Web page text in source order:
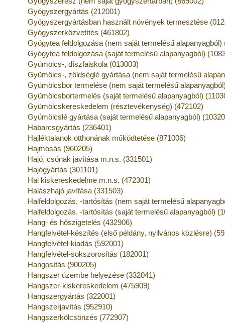
Gyógyszergyártás (212001)
Gyógyszergyártásban használt növények termesztése
Gyógyszerközvetítés (461802)
Gyógytea feldolgozása (nem saját termelésű alapanyagból)
Gyógytea feldolgozása (saját termelésű alapanyagból)
Gyümölcs-, díszfaiskola (013003)
Gyümölcs-, zöldséglé gyártása (nem saját termelésű
Gyümölcsbor termelése (nem saját termelésű
Gyümölcsbortermelés (saját termelésű alapanyagból)
Gyümölcskereskedelem (résztevékenység) (472102)
Gyümölcslé gyártása (saját termelésű alapanyagból)
Habarcsgyártás (236401)
Hajléktalanok otthonának működtetése (871006)
Hajmosás (960205)
Hajó, csónak javítása m.n.s. (331501)
Hajógyártás (301101)
Hal kiskereskedelme m.n.s. (472301)
Halászhajó javítása (331503)
Halfeldolgozás, -tartósítás (nem saját termelésű
Halfeldolgozás, -tartósítás (saját termelésű alapanyagból)
Hang- és hőszigetelés (432906)
Hangfelvétel-készítés (első példány, nyilvános közlésre)
Hangfelvétel-kiadás (592001)
Hangfelvétel-sokszorosítás (182001)
Hangosítás (900205)
Hangszer üzembe helyezése (332041)
Hangszer-kiskereskedelem (475909)
Hangszergyártás (322001)
Hangszerjavítás (952910)
Hangszerkölcsönzés (772907)